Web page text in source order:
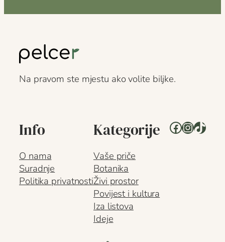
Na pravom ste mjestu ako volite biljke.
Info
O nama
Suradnje
Politika privatnosti
Kategorije
Vaše priče
Botanika
Živi prostor
Povijest i kultura
Iza listova
Ideje
Facebook